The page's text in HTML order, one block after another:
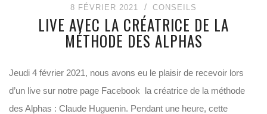
8 FÉVRIER 2021 CONSEILS
LIVE AVEC LA CRÉATRICE DE LA
MÉTHODE DES ALPHAS
Jeudi 4 février 2021, nous avons eu le plaisir de recevoir lors
d’un live sur notre page Facebook la créatrice de la méthode
des Alphas : Claude Huguenin. Pendant une heure, cette